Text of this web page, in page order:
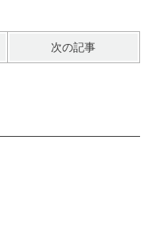
次の記事